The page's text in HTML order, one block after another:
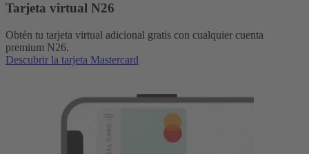
Tarjeta virtual N26
Obtén tu tarjeta virtual adicional gratis con cualquier cuenta
premium N26.
Descubrir la tarjeta Mastercard